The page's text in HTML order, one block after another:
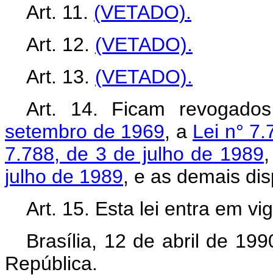
Art. 11. (VETADO).
Art. 12. (VETADO).
Art. 13. (VETADO).
Art. 14. Ficam
setembro de 1969, a Lei n°
7.788, de 3 de julho de 1989
julho de 1989, e as demais
Art. 15. Esta lei entra em
Brasília, 12 de abril de
República.